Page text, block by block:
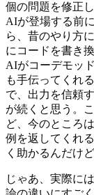
個の問題を修正
AIが登場する前
ら、昔のやり方
にコードを書き
AIがコーデモッ
も手伝ってくれ
で、出力を信頼
が続くと思う。
ど、今のところ
例を返してくれ
く助かるんだけど
じゃあ、実際に